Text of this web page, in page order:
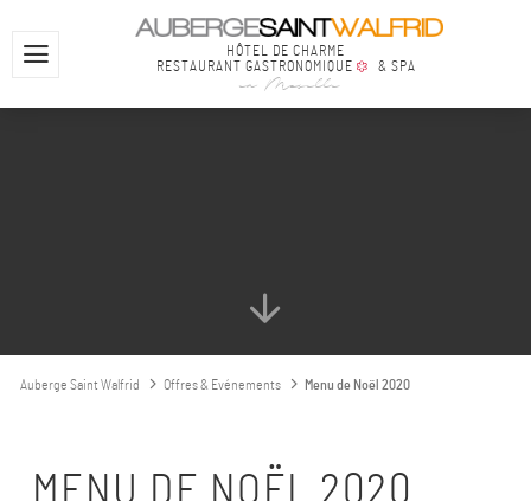
HÔTEL DE CHARME
RESTAURANT GASTRONOMIQUE
& SPA
en Moselle
Auberge Saint Walfrid Offres & Evénements Menu de Noël 2020
MENU DE NOËL 2020